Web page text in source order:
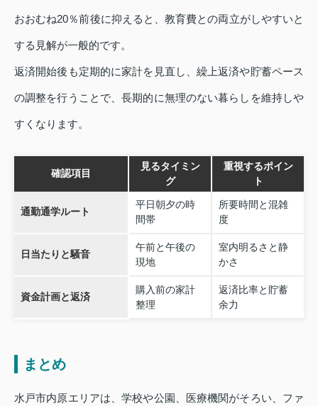
おおむね20％前後に抑えると、教育費との両立がしやすいと
する見解が一般的です。
返済開始後も定期的に家計を見直し、繰上返済や貯蓄ペース
の調整を行うことで、長期的に無理のない暮らしを維持しや
すくなります。
確認項目
見るタイミン
グ
重視するポイン
ト
通勤通学ルート
平日朝夕の時
間帯
所要時間と混雑
度
日当たりと騒音
午前と午後の
現地
室内明るさと静
かさ
資金計画と返済
購入前の家計
整理
返済比率と貯蓄
余力
まとめ
水戸市内原エリアは、学校や公園、医療機関がそろい、ファ